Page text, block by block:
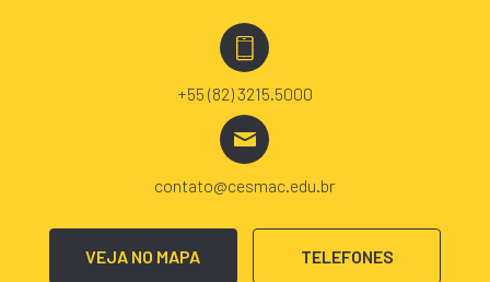
+55 (82) 3215.5000
contato@cesmac.edu.br
VEJA NO MAPA TELEFONES